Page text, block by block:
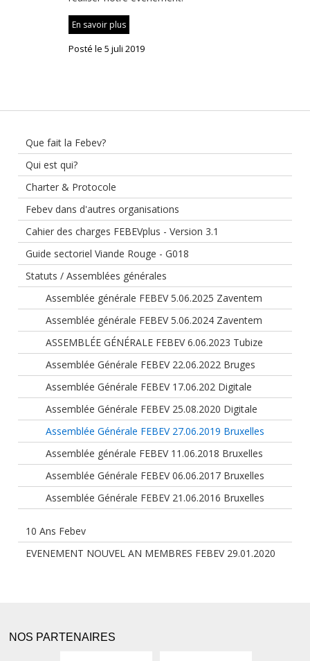
En savoir plus
Posté le 5 juli 2019
Que fait la Febev?
Qui est qui?
Charter & Protocole
Febev dans d'autres organisations
Cahier des charges FEBEVplus - Version 3.1
Guide sectoriel Viande Rouge - G018
Statuts / Assemblées générales
Assemblée générale FEBEV 5.06.2025 Zaventem
Assemblée générale FEBEV 5.06.2024 Zaventem
ASSEMBLÉE GÉNÉRALE FEBEV 6.06.2023 Tubize
Assemblée Générale FEBEV 22.06.2022 Bruges
Assemblée Générale FEBEV 17.06.202 Digitale
Assemblée Générale FEBEV 25.08.2020 Digitale
Assemblée Générale FEBEV 27.06.2019 Bruxelles
Assemblée générale FEBEV 11.06.2018 Bruxelles
Assemblée Générale FEBEV 06.06.2017 Bruxelles
Assemblée Générale FEBEV 21.06.2016 Bruxelles
10 Ans Febev
EVENEMENT NOUVEL AN MEMBRES FEBEV 29.01.2020
NOS PARTENAIRES